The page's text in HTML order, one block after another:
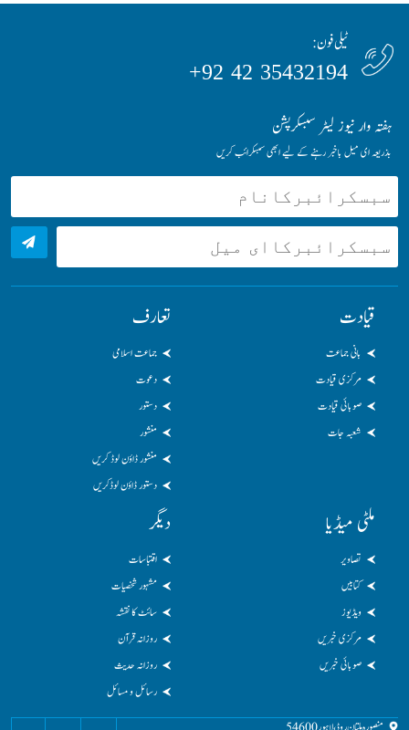
ٹیلی فون:
35432194 42 92+
ہفتہ وار نیوز لیٹر سبسکرپشن
بذریعہ ای میل باخبر رہنے کے لیے ابھی سبسکرائب کریں
قیادت
بانی جماعت
مرکزی قیادت
صوبائی قیادت
شعبہ جات
تعارف
جماعت اسلامی
دعوت
دستور
منشور
منشور ڈاؤن لوڈ کریں
دستور ڈاؤن لوڈکریں
ملٹی میڈیا
تصاویر
کتابیں
ویڈیوز
مرکزی خبریں
صوبائی خبریں
دیگر
اقتباسات
مشہور شخصیات
سائٹ کا نقشہ
روزانہ قرآن
روزانہ حدیث
رسائل و مسائل